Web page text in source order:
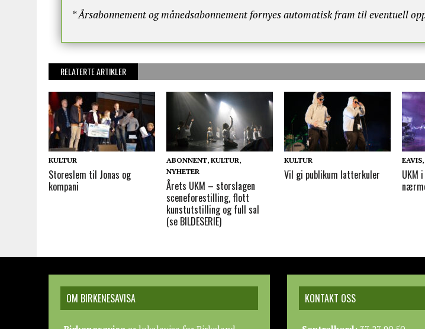
* Årsabonnement og månedsabonnement fornyes automatisk fram til eventuell
RELATERTE ARTIKLER
KULTUR
Storeslem til Jonas og
kompani
ABONNENT,KULTUR,
NYHETER
Årets UKM – storslagen
sceneforestilling, flott
kunstutstilling og full sal
(se BILDESERIE)
KULTUR
Vil gi publikum latterkuler
EAVIS
UKM
OM BIRKENESAVISA KONTAKT OSS